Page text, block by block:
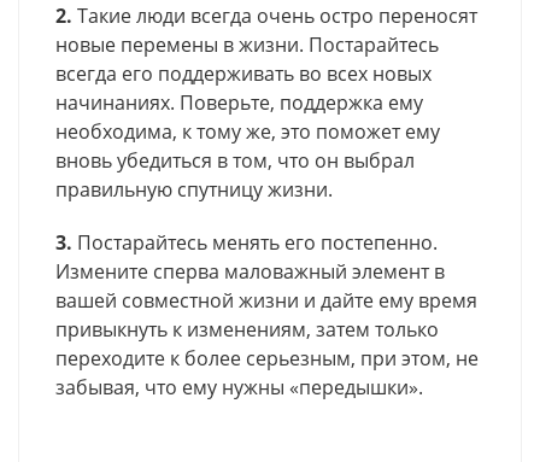
2. Такие люди всегда очень остро переносят
новые перемены в жизни. Постарайтесь
всегда его поддерживать во всех новых
начинаниях. Поверьте, поддержка ему
необходима, к тому же, это поможет ему
вновь убедиться в том, что он выбрал
правильную спутницу жизни.
3. Постарайтесь менять его постепенно.
Измените сперва маловажный элемент в
вашей совместной жизни и дайте ему время
привыкнуть к изменениям, затем только
переходите к более серьезным, при этом, не
забывая, что ему нужны «передышки».